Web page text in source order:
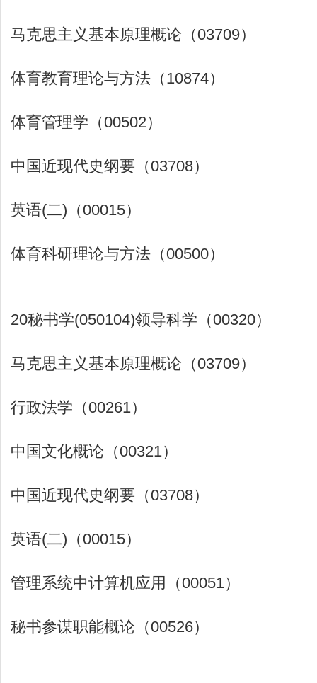
马克思主义基本原理概论（03709）
体育教育理论与方法（10874）
体育管理学（00502）
中国近现代史纲要（03708）
英语(二)（00015）
体育科研理论与方法（00500）
20秘书学(050104)领导科学（00320）
马克思主义基本原理概论（03709）
行政法学（00261）
中国文化概论（00321）
中国近现代史纲要（03708）
英语(二)（00015）
管理系统中计算机应用（00051）
秘书参谋职能概论（00526）